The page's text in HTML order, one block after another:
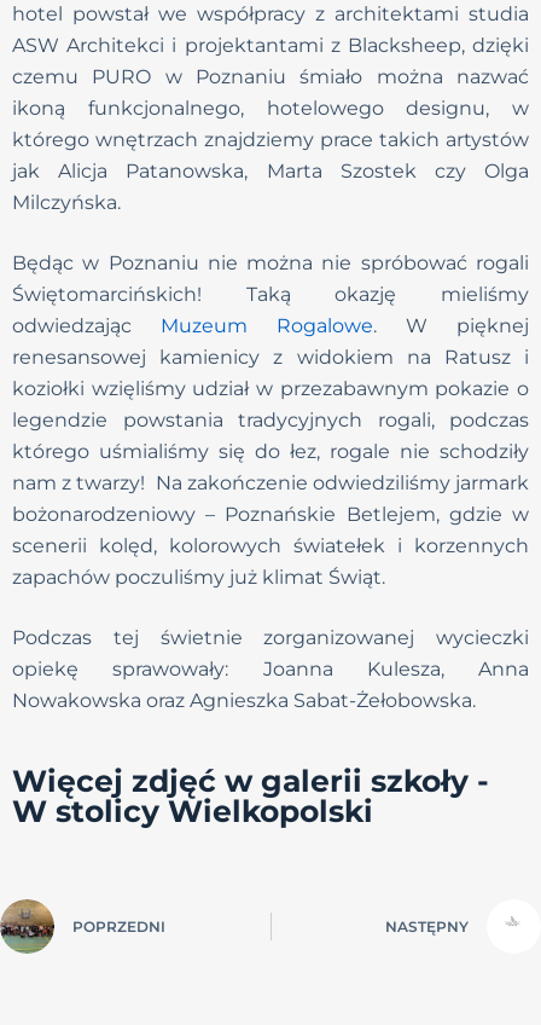
hotel powstał we współpracy z architektami studia
ASW Architekci i projektantami z Blacksheep, dzięki
czemu PURO w Poznaniu śmiało można nazwać
ikoną funkcjonalnego, hotelowego designu, w
którego wnętrzach znajdziemy prace takich artystów
jak Alicja Patanowska, Marta Szostek czy Olga
Milczyńska.
Będąc w Poznaniu nie można nie spróbować rogali
Świętomarcińskich! Taką okazję mieliśmy
odwiedzając Muzeum Rogalowe. W pięknej
renesansowej kamienicy z widokiem na Ratusz i
koziołki wzięliśmy udział w przezabawnym pokazie o
legendzie powstania tradycyjnych rogali, podczas
którego uśmialiśmy się do łez, rogale nie schodziły
nam z twarzy! Na zakończenie odwiedziliśmy jarmark
bożonarodzeniowy – Poznańskie Betlejem, gdzie w
scenerii kolęd, kolorowych światełek i korzennych
zapachów poczuliśmy już klimat Świąt.
Podczas tej świetnie zorganizowanej wycieczki
opiekę sprawowały: Joanna Kulesza, Anna
Nowakowska oraz Agnieszka Sabat-Żełobowska.
Więcej zdjęć w galerii szkoły -
W stolicy Wielkopolski
POPRZEDNI NASTĘPNY